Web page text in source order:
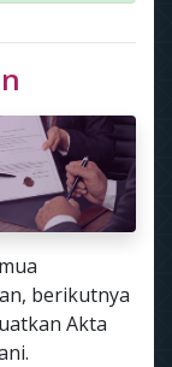
berikutnya
Akta